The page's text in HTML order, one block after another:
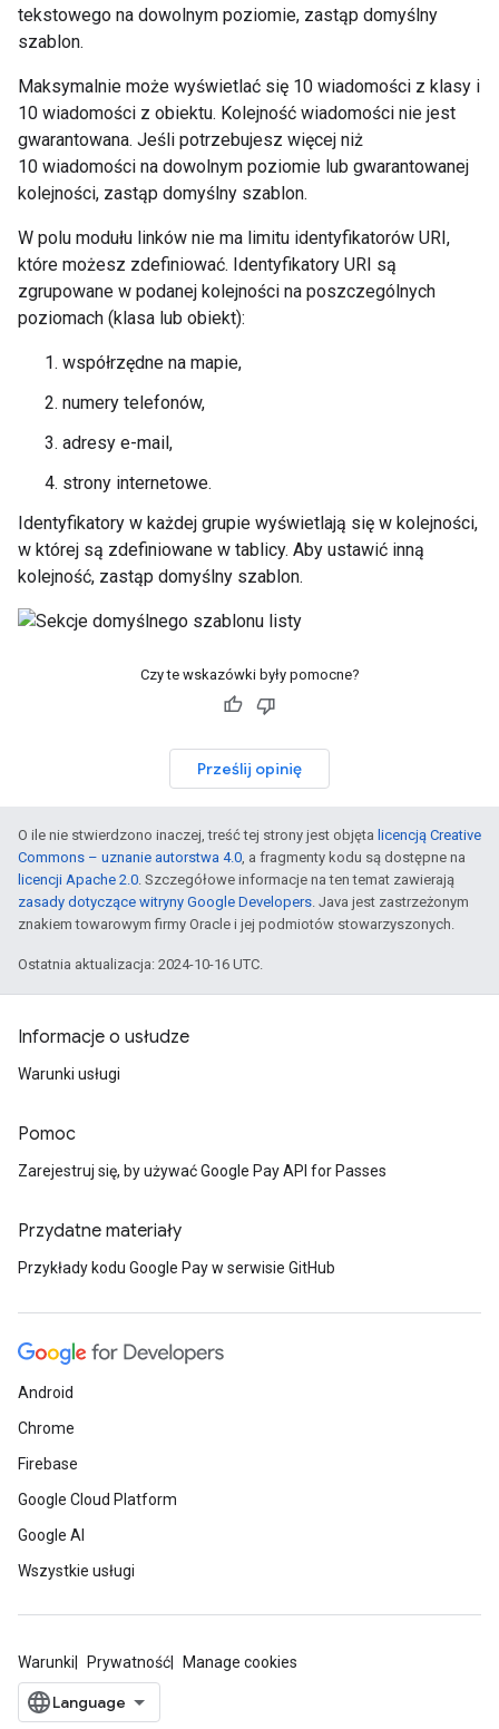
tekstowego na dowolnym poziomie, zastąp domyślny
szablon.
Maksymalnie może wyświetlać się 10 wiadomości z klasy i
10 wiadomości z obiektu. Kolejność wiadomości nie jest
gwarantowana. Jeśli potrzebujesz więcej niż
10 wiadomości na dowolnym poziomie lub gwarantowanej
kolejności, zastąp domyślny szablon.
W polu modułu linków nie ma limitu identyfikatorów URI,
które możesz zdefiniować. Identyfikatory URI są
zgrupowane w podanej kolejności na poszczególnych
poziomach (klasa lub obiekt):
współrzędne na mapie,
numery telefonów,
adresy e-mail,
strony internetowe.
Identyfikatory w każdej grupie wyświetlają się w kolejności,
w której są zdefiniowane w tablicy. Aby ustawić inną
kolejność, zastąp domyślny szablon.
Czy te wskazówki były pomocne?
Prześlij opinię
O ile nie stwierdzono inaczej, treść tej strony jest objęta licencją Creative
Commons – uznanie autorstwa 4.0, a fragmenty kodu są dostępne na
licencji Apache 2.0. Szczegółowe informacje na ten temat zawierają
zasady dotyczące witryny Google Developers. Java jest zastrzeżonym
znakiem towarowym firmy Oracle i jej podmiotów stowarzyszonych.
Ostatnia aktualizacja: 2024-10-16 UTC.
Informacje o usłudze
Warunki usługi
Pomoc
Zarejestruj się, by używać Google Pay API for Passes
Przydatne materiały
Przykłady kodu Google Pay w serwisie GitHub
Android
Chrome
Firebase
Google Cloud Platform
Google AI
Wszystkie usługi
Warunki Prywatność Manage cookies